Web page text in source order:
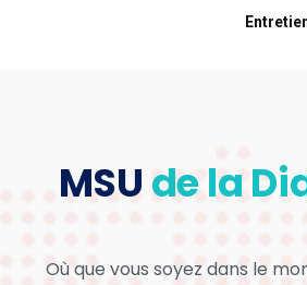
MSU de la
Où que vous soyez dans le